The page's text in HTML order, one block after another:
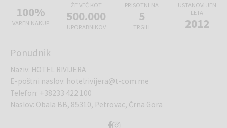
100%
VAREN NAKUP
ŽE VEČ KOT
500.000
UPORABNIKOV
PRISOTNI NA
5
TRGIH
USTANOVLJEN
LETA
2012
Ponudnik
Naziv: HOTEL RIVIJERA
E-poštni naslov: hotelrivijera@t-com.me
Telefon: +38233 422 100
Naslov: Obala BB, 85310, Petrovac, Črna Gora